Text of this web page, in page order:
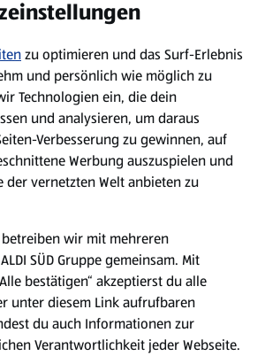
zu optimieren und das Surf-Erlebnis
und persönlich wie möglich zu
Technologien ein, die dein
und analysieren, um daraus
Verbesserung zu gewinnen, auf
Werbung auszuspielen und
der vernetzten Welt anbieten zu
betreiben wir mit mehreren
SÜD Gruppe gemeinsam. Mit
bestätigen“ akzeptierst du alle
unter diesem Link aufrufbaren
du auch Informationen zur
Verantwortlichkeit jeder Webseite.